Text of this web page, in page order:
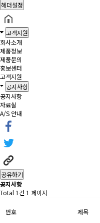
헤더설정
고객지원
회사소개
제품정보
제품문의
홍보센터
고객지원
공지사항
공지사항
자료실
A/S 안내
공유하기
공지사항
Total 1건 1 페이지
번호 제목